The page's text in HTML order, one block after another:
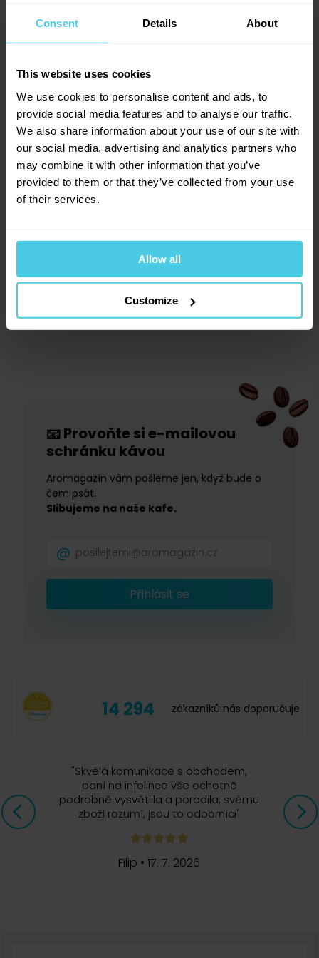
Consent Details About
This website uses cookies
We use cookies to personalise content and ads, to
provide social media features and to analyse our traffic.
We also share information about your use of our site with
our social media, advertising and analytics partners who
may combine it with other information that you’ve
provided to them or that they’ve collected from your use
of their services.
Allow all
Customize
Připravujete si mexickou kávu doma jinak? Přidáváte
třeba chilli papričky nebo něco dalšího? Napište nám
variace.
Facebook Twitter
📧Provoňte si e-mailovou
schránku kávou
Aromagazín vám pošleme jen, když bude o
čem psát.
Slibujeme na naše kafe.
Přihlásit se
14 294 zákazníků nás doporučuje
"Skvělá komunikace s obchodem,
paní na infolince vše ochotně
podrobně vysvětlila a poradila, svému
zboží rozumí, jsou to odborníci"
Filip •17. 7. 2026